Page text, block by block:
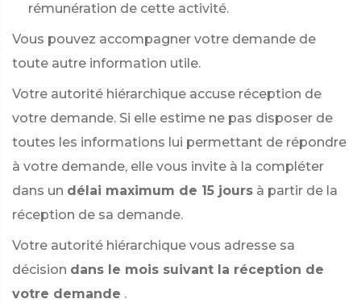
rémunération de cette activité.
Vous pouvez accompagner votre demande de
toute autre information utile.
Votre autorité hiérarchique accuse réception de
votre demande. Si elle estime ne pas disposer de
toutes les informations lui permettant de répondre
à votre demande, elle vous invite à la compléter
dans un délai maximum de 15 jours à partir de la
réception de sa demande.
Votre autorité hiérarchique vous adresse sa
décision dans le mois suivant la réception de
votre demande .